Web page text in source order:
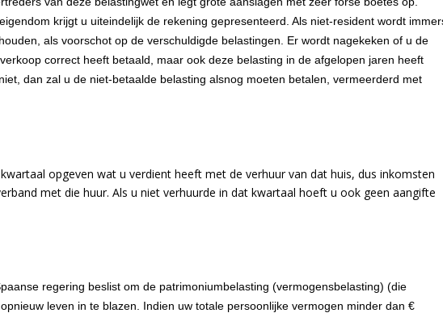
krijgt u uiteindelijk de rekening gepresenteerd. Als niet-resident wordt
als voorschot op de verschuldigde belastingen. Er wordt nagekeken of u de
correct heeft betaald, maar ook deze belasting in de afgelopen jaren heeft
dan zal u de niet-betaalde belasting alsnog moeten betalen, vermeerderd met
opgeven wat u verdient heeft met de verhuur van dat huis, dus inkomsten
met die huur. Als u niet verhuurde in dat kwartaal hoeft u ook geen aangifte
regering beslist om de patrimoniumbelasting (vermogensbelasting) (die
leven in te blazen. Indien uw totale persoonlijke vermogen minder dan €